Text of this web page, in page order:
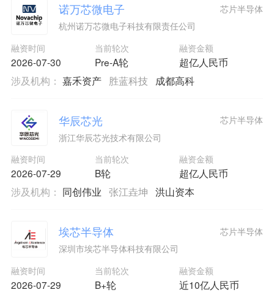
诺万芯微电子
杭州诺万芯微电子科技有限责任公司
融资时间
2026-07-30
当前轮次
Pre-A轮
融资金额
超亿人民币
芯片半导体
涉及机构： 嘉禾资产 胜蓝科技 成都高科
华辰芯光
浙江华辰芯光技术有限公司
融资时间
2026-07-29
当前轮次
B轮
融资金额
超亿人民币
芯片半导体
涉及机构： 同创伟业 张江垚坤 洪山资本
埃芯半导体
深圳市埃芯半导体科技有限公司
融资时间
2026-07-29
当前轮次
B+轮
融资金额
近10亿人民币
芯片半导体